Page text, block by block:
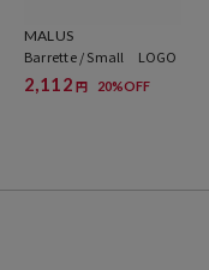
MALUS
Barrette / Small LOGO
2,112 円 20%OFF